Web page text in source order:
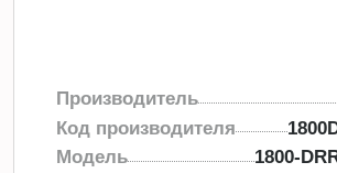
Производитель
Код производителя
Модель
1800-